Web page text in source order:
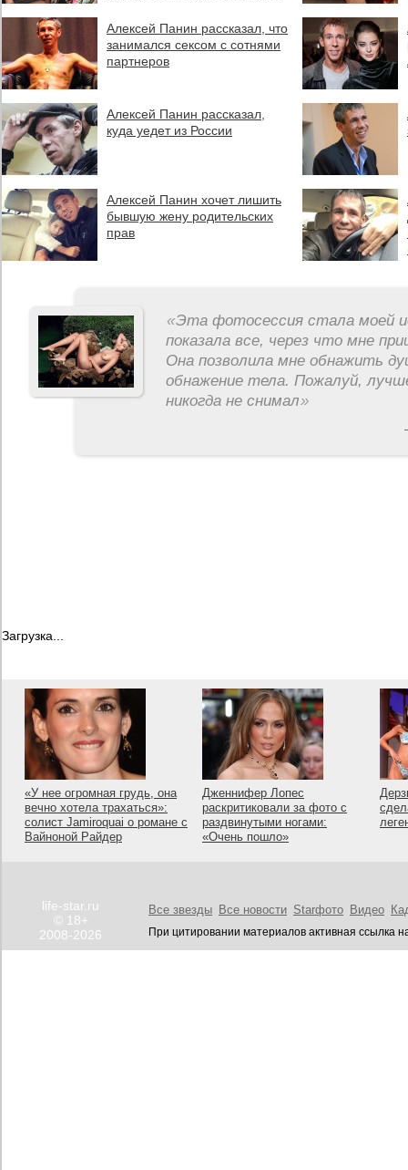
Алексей Панин рассказал, что
занимался сексом с сотнями
партнеров
Алексей Панин рассказал,
куда уедет из России
Алексей Панин хочет лишить
бывшую жену родительских
прав
«Эта фотосессия стала моей
показала все, через что мне
Она позволила мне обнажить
обнажение тела. Пожалуй,
никогда не снимал»
Загрузка...
«У нее огромная грудь, она
вечно хотела трахаться»:
солист Jamiroquai о романе с
Вайноной Райдер
Дженнифер Лопес
раскритиковали за фото с
раздвинутыми ногами:
«Очень пошло»
life-star.ru
© 18+
2008-2026
Все звезды Все новости Starфото Видео
При цитировании материалов активная ссылка